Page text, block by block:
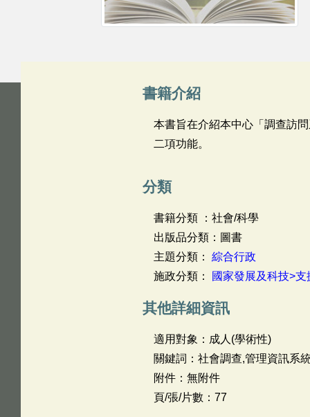
書籍介紹
本書旨在介紹本中心「調查訪
二項功能。
分類
書籍分類 ：社會/科學
出版品分類：圖書
主題分類： 綜合行政
施政分類：
國家發展及科技>支
其他詳細資訊
適用對象：成人(學術性)
關鍵詞：社會調查,管理資訊系
附件：無附件
頁/張/片數：77